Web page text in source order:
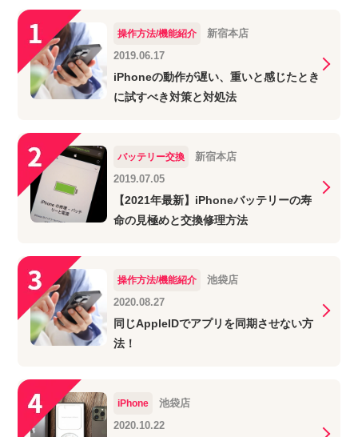
操作方法/機能紹介
新宿本店
2019.06.17
iPhoneの動作が遅い、重いと感じたとき
に試すべき対策と対処法
バッテリー交換
新宿本店
2019.07.05
【2021年最新】iPhoneバッテリーの寿
命の見極めと交換修理方法
操作方法/機能紹介
池袋店
2020.08.27
同じAppleIDでアプリを同期させない方
法！
iPhone
池袋店
2020.10.22